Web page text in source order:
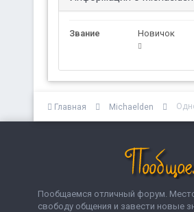
Звание Новичок
Главная Michaelden
Пообщаемся отличный форум.
свободу общения и завести новые